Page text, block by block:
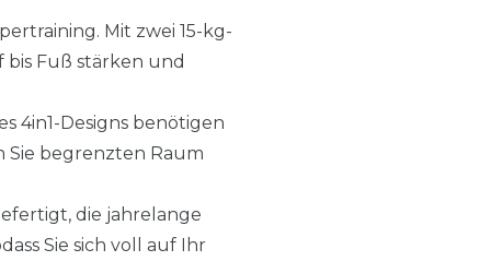
Mit zwei 15-kg-
bis Fuß stärken und
4in1-Designs benötigen
Sie begrenzten Raum
die jahrelange
Sie sich voll auf Ihr